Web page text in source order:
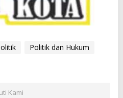
Politik dan Hukum
Kami